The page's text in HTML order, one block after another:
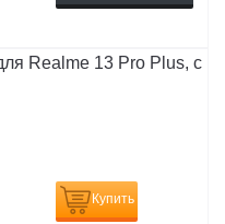
Realme 13 Pro Plus, с
Купить